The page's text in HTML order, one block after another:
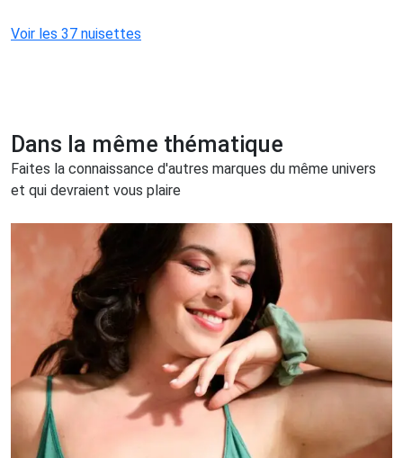
Voir les 37 nuisettes
Dans la même thématique
Faites la connaissance d'autres marques du même univers
et qui devraient vous plaire